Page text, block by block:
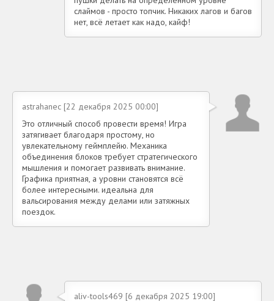
слаймов - просто топчик. Никаких лагов и багов
нет, всё летает как надо, кайф!
astrahanec [22 декабря 2025 00:00]
Это отличный способ провести время! Игра
затягивает благодаря простому, но
увлекательному геймплейю. Механика
объединения блоков требует стратегического
мышления и помогает развивать внимание.
Графика приятная, а уровни становятся всё
более интересными. идеальна для
вальсирования между делами или затяжных
поездок.
aliv-tools469 [6 декабря 2025 19:00]